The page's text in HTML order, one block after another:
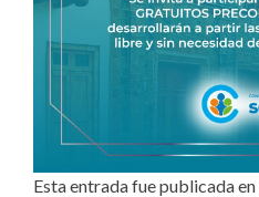
Esta entrada fue publicada en